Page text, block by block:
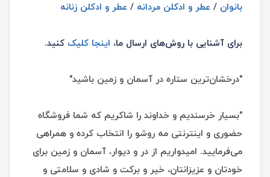
بانوان / عطر و ادکلن مردانه / عطر و ادکلن زنانه
برای آشنایی با روش‌های ارسال ما، اینجا کلیک کنید.
"درخشان‌ترین ستاره در آسمان و زمین باشید"
"بسیار خرسندیم و خداوند را شاکریم که شما فروشگاه
حضوری و اینترنتی مه روشو را انتخاب کرده و همراهی
می‌فرمایید. امیدواریم از در و دیوار، آسمان و زمین برای
خودتان و عزیزانتان، خیر و برکت و شادی و سلامتی و